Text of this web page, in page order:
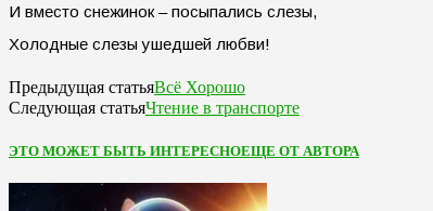
И вместо снежинок – посыпались слезы,
Холодные слезы ушедшей любви!
Предыдущая статьяВсё Хорошо
Следующая статьяЧтение в транспорте
ЭТО МОЖЕТ БЫТЬ ИНТЕРЕСНОЕЩЕ ОТ АВТОРА